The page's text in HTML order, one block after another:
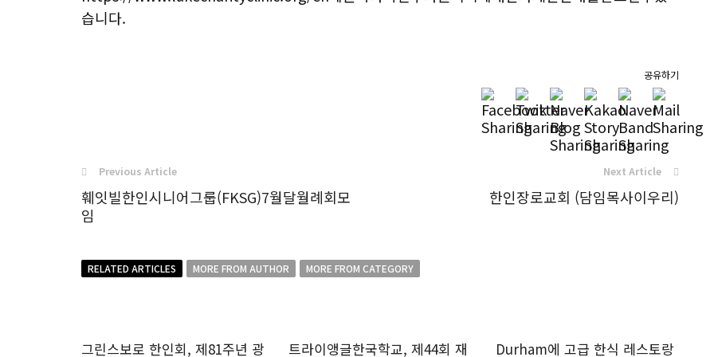
습니다.
공유하기
Previous Article
훼잇빌한인시니어그룹(FKSG)7월달월례회모
임
Next Article
한인장로교회 (담임목사이우리)
RELATED ARTICLES MORE FROM AUTHOR MORE FROM CATEGORY
그린스보로 한인회, 제81주년 광 트라이앵글한국학교, 제44회 재 Durham에 고급 한식 레스토랑